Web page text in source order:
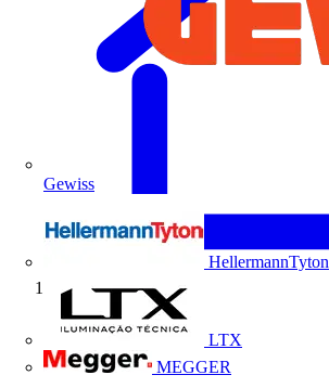
Gewiss
HellermannTyton
LTX
MEGGER